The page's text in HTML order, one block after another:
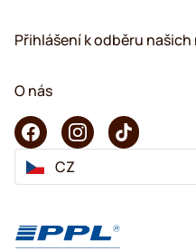
Přihlášení k odběru
O nás
CZ